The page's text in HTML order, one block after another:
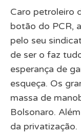
Caro petroleiro
botão do PCR,
pelo seu
de ser o faz
esperança de
esqueça. Os
massa de
Bolsonaro.
da privatização.